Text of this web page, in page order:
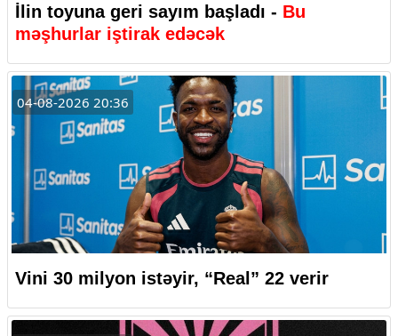
İlin toyuna geri sayım başladı - Bu
məşhurlar iştirak edəcək
04-08-2026 20:36
Vini 30 milyon istəyir, “Real” 22 verir